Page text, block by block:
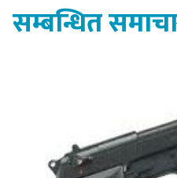
सम्बन्धित